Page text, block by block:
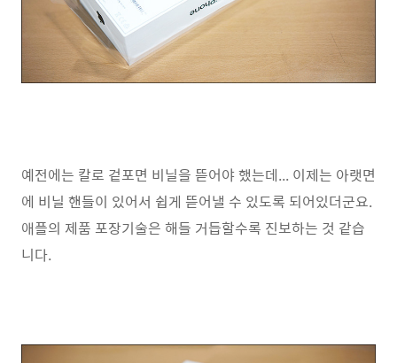
예전에는 칼로 겉포면 비닐을 뜯어야 했는데... 이제는 아랫면
에 비닐 핸들이 있어서 쉽게 뜯어낼 수 있도록 되어있더군요.
애플의 제품 포장기술은 해들 거듭할수록 진보하는 것 같습
니다.